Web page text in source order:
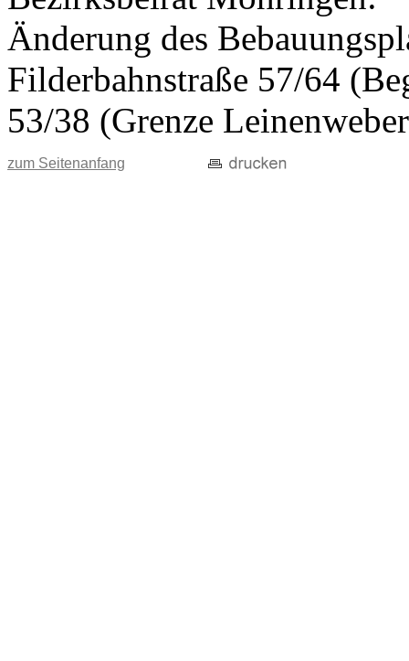
Änderung des
Filderbahnstraße 57/64
53/38 (Grenze
zum Seitenanfang